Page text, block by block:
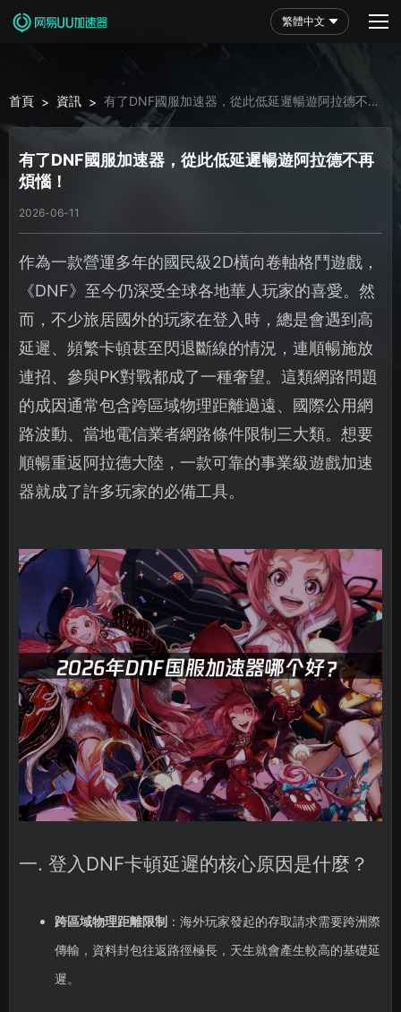
繁體中文
首頁 > 資訊 > 有了DNF國服加速器，從此低延遲暢遊阿拉德不再
煩惱！
有了DNF國服加速器，從此低延遲暢遊阿拉德不再
煩惱！
2026-06-11
作為一款營運多年的國民級2D橫向卷軸格鬥遊戲，
《DNF》至今仍深受全球各地華人玩家的喜愛。然
而，不少旅居國外的玩家在登入時，總是會遇到高
延遲、頻繁卡頓甚至閃退斷線的情況，連順暢施放
連招、參與PK對戰都成了一種奢望。這類網路問題
的成因通常包含跨區域物理距離過遠、國際公用網
路波動、當地電信業者網路條件限制三大類。想要
順暢重返阿拉德大陸，一款可靠的事業級遊戲加速
器就成了許多玩家的必備工具。
一. 登入DNF卡頓延遲的核心原因是什麼？
跨區域物理距離限制 ：海外玩家發起的存取請求需要跨洲際
傳輸，資料封包往返路徑極長，天生就會產生較高的基礎延
遲。